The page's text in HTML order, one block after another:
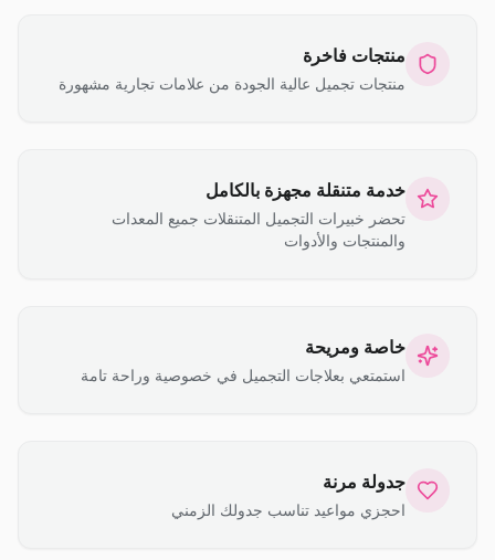
منتجات فاخرة
منتجات تجميل عالية الجودة من علامات تجارية مشهورة
خدمة متنقلة مجهزة بالكامل
تحضر خبيرات التجميل المتنقلات جميع المعدات
والمنتجات والأدوات
خاصة ومريحة
استمتعي بعلاجات التجميل في خصوصية وراحة تامة
جدولة مرنة
احجزي مواعيد تناسب جدولك الزمني